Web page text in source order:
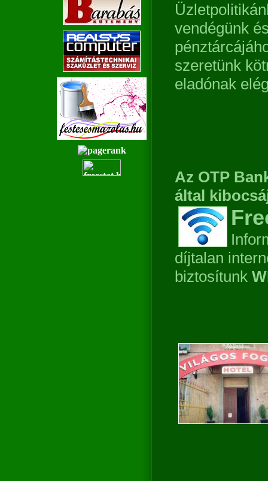
vendégünk
szeretünk
eladónak
Az OTP
által
díjtalan
biztosítunk